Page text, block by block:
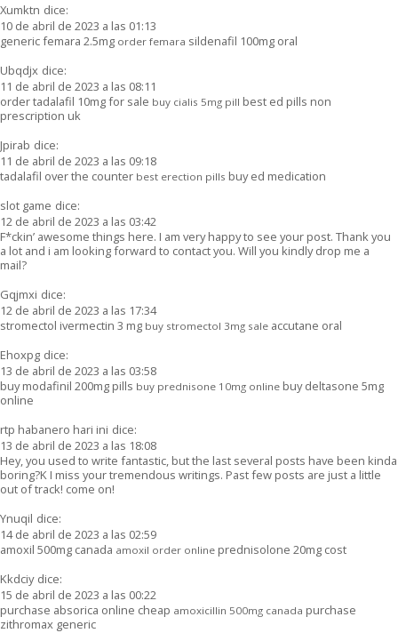
Xumktn dice:
10 de abril de 2023 a las 01:13
generic femara 2.5mg order femara sildenafil 100mg oral
Ubqdjx dice:
11 de abril de 2023 a las 08:11
order tadalafil 10mg for sale buy cialis 5mg pill best ed pills non
prescription uk
Jpirab dice:
11 de abril de 2023 a las 09:18
tadalafil over the counter best erection pills buy ed medication
slot game dice:
12 de abril de 2023 a las 03:42
F*ckin’ awesome things here. I am very happy to see your post. Thank you
a lot and i am looking forward to contact you. Will you kindly drop me a
mail?
Gqjmxi dice:
12 de abril de 2023 a las 17:34
stromectol ivermectin 3 mg buy stromectol 3mg sale accutane oral
Ehoxpg dice:
13 de abril de 2023 a las 03:58
buy modafinil 200mg pills buy prednisone 10mg online buy deltasone 5mg
online
rtp habanero hari ini dice:
13 de abril de 2023 a las 18:08
Hey, you used to write fantastic, but the last several posts have been kinda
boring?K I miss your tremendous writings. Past few posts are just a little
out of track! come on!
Ynuqil dice:
14 de abril de 2023 a las 02:59
amoxil 500mg canada amoxil order online prednisolone 20mg cost
Kkdciy dice:
15 de abril de 2023 a las 00:22
purchase absorica online cheap amoxicillin 500mg canada purchase
zithromax generic